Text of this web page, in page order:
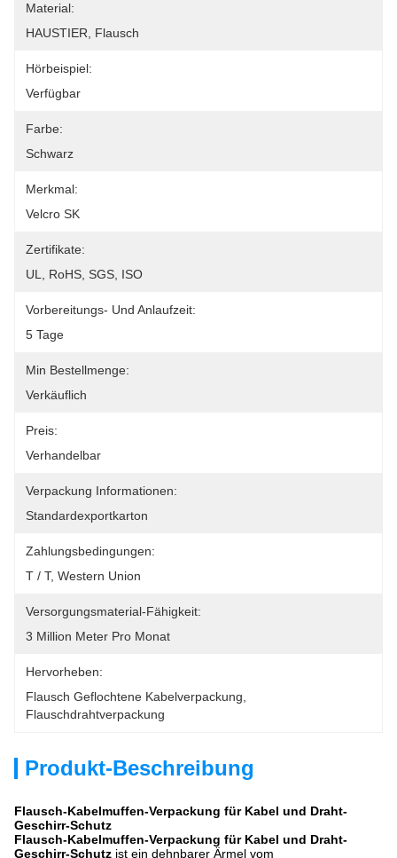
Material:
HAUSTIER, Flausch
Hörbeispiel:
Verfügbar
Farbe:
Schwarz
Merkmal:
Velcro SK
Zertifikate:
UL, RoHS, SGS, ISO
Vorbereitungs- Und Anlaufzeit:
5 Tage
Min Bestellmenge:
Verkäuflich
Preis:
Verhandelbar
Verpackung Informationen:
Standardexportkarton
Zahlungsbedingungen:
T / T, Western Union
Versorgungsmaterial-Fähigkeit:
3 Million Meter Pro Monat
Hervorheben:
Flausch Geflochtene Kabelverpackung
Flauschdrahtverpackung
Produkt-Beschreibung
Flausch-Kabelmuffen-Verpackung für Kabel und Draht-
Geschirr-Schutz
Flausch-Kabelmuffen-Verpackung für Kabel und Draht-
Geschirr-Schutz ist ein dehnbarer Ärmel vom